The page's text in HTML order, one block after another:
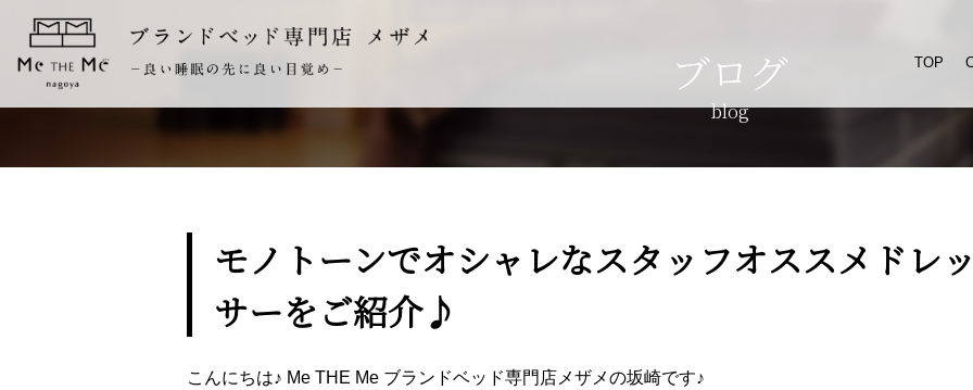
TOP
ブログ
blog
モノトーンでオシャレなスタッフオススメドレ
サーをご紹介♪
こんにちは♪ Me THE Me ブランドベッド専門店メザメの坂崎です♪